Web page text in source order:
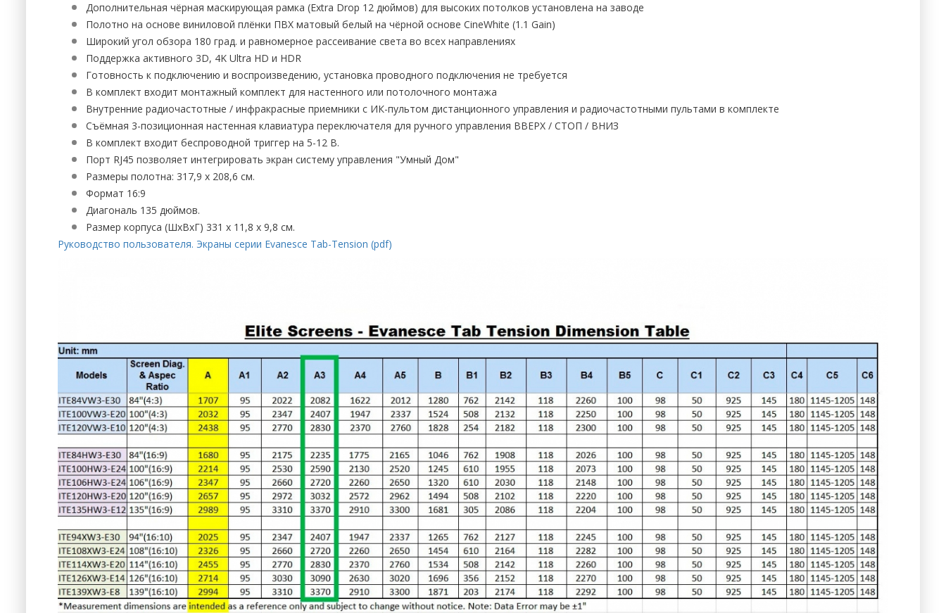
Дополнительная чёрная маскирующая рамка (Extra Drop 12 дюймов) для высоких потолков установлена на заводе
Полотно на основе виниловой плёнки ПВХ матовый белый на чёрной основе CineWhite (1.1 Gain)
Широкий угол обзора 180 град. и равномерное рассеивание света во всех направлениях
Поддержка активного 3D, 4K Ultra HD и HDR
Готовность к подключению и воспроизведению, установка проводного подключения не требуется
В комплект входит монтажный комплект для настенного или потолочного монтажа
Внутренние радиочастотные / инфракрасные приемники с ИК-пультом дистанционного управления и радиочастотными пультами в комплекте
Съёмная 3-позиционная настенная клавиатура переключателя для ручного управления ВВЕРХ / СТОП / ВНИЗ
В комплект входит беспроводной триггер на 5-12 В.
Порт RJ45 позволяет интегрировать экран систему управления "Умный Дом"
Размеры полотна: 317,9 х 208,6 см.
Формат 16:9
Диагональ 135 дюймов.
Размер корпуса (ШхВхГ) 331 х 11,8 х 9,8 см.
Руководство пользователя. Экраны серии Evanesce Tab-Tension (pdf)